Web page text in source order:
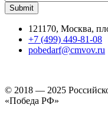
121170, Москва,
+7 (499) 449-81-08
pobedarf@cmvov.ru
© 2018 — 2025
«Победа РФ»